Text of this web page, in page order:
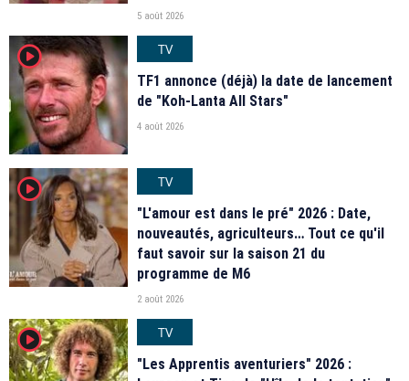
5 août 2026
player2
TV
TF1 annonce (déjà) la date de lancement
de "Koh-Lanta All Stars"
4 août 2026
player2
TV
"L'amour est dans le pré" 2026 : Date,
nouveautés, agriculteurs… Tout ce qu'il
faut savoir sur la saison 21 du
programme de M6
2 août 2026
player2
TV
"Les Apprentis aventuriers" 2026 :